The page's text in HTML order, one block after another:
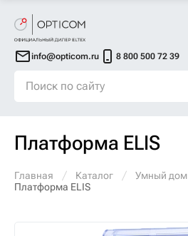
info@opticom.ru 8 800 500 72 39
Платформа ELIS
Главная Каталог Умный дом
Платформа ELIS